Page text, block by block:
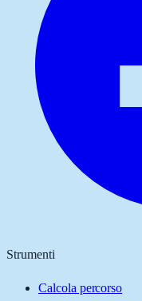
Strumenti
Calcola percorso